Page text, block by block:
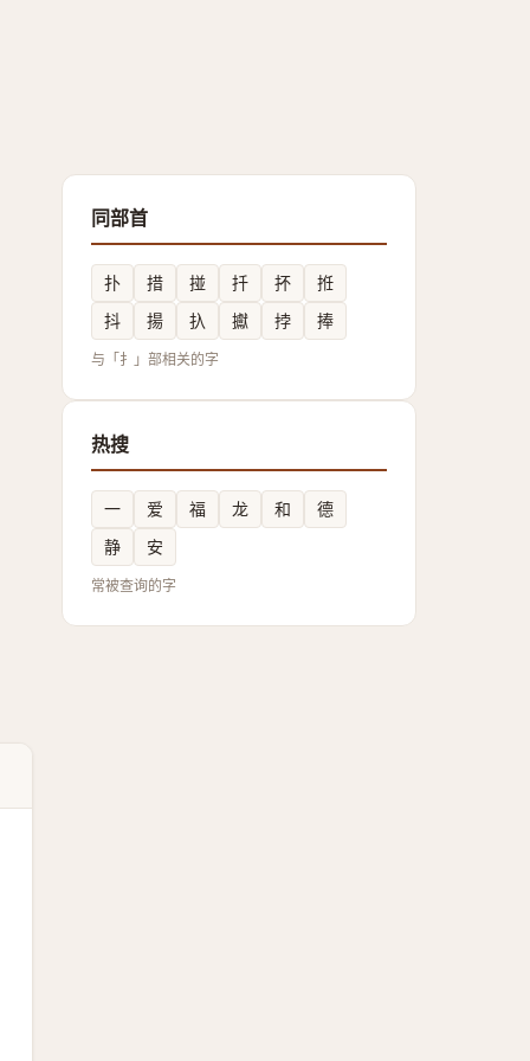
同部首
扑 措 掽 扦 抔
拰
抖
揚 扖 㩵 挬 捧
与「扌」部相关的字
热搜
一 爱 福 龙 和
德
静
安
常被查询的字